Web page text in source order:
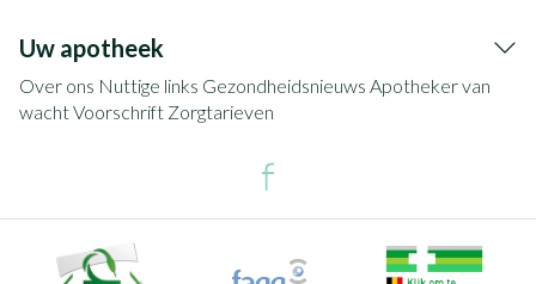
Uw apotheek
Over ons Nuttige links Gezondheidsnieuws Apotheker van
wachtVoorschrift Zorgtarieven